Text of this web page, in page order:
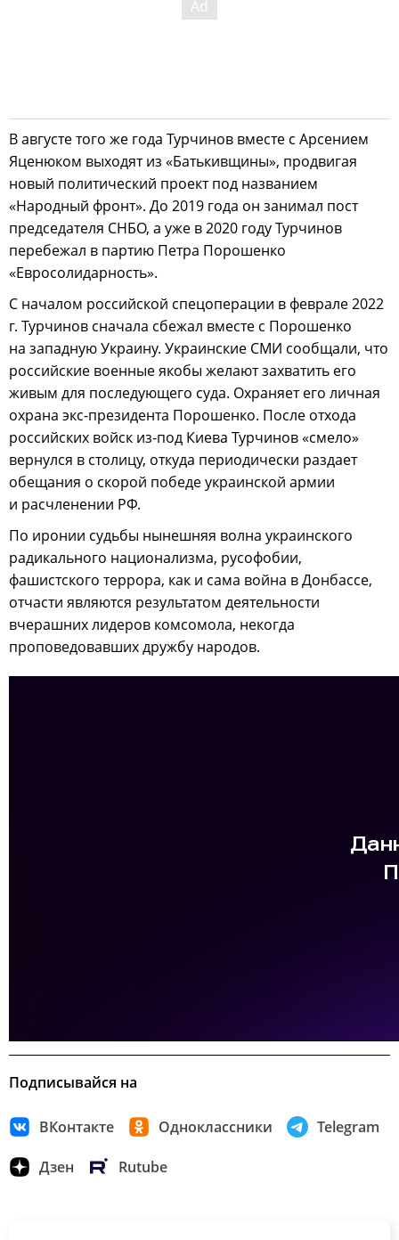
В августе того же года Турчинов вместе с Арсением
Яценюком выходят из «Батькивщины», продвигая
новый политический проект под названием
«Народный фронт». До 2019 года он занимал пост
председателя СНБО, а уже в 2020 году Турчинов
перебежал в партию Петра Порошенко
«Евросолидарность».
С началом российской спецоперации в феврале 2022
г. Турчинов сначала сбежал вместе с Порошенко
на западную Украину. Украинские СМИ сообщали, что
российские военные якобы желают захватить его
живым для последующего суда. Охраняет его личная
охрана экс-президента Порошенко. После отхода
российских войск из-под Киева Турчинов «смело»
вернулся в столицу, откуда периодически раздает
обещания о скорой победе украинской армии
и расчленении РФ.
По иронии судьбы нынешняя волна украинского
радикального национализма, русофобии,
фашистского террора, как и сама война в Донбассе,
отчасти являются результатом деятельности
вчерашних лидеров комсомола, некогда
проповедовавших дружбу народов.
Подписывайся на
ВКонтакте Одноклассники Telegram
Дзен Rutube